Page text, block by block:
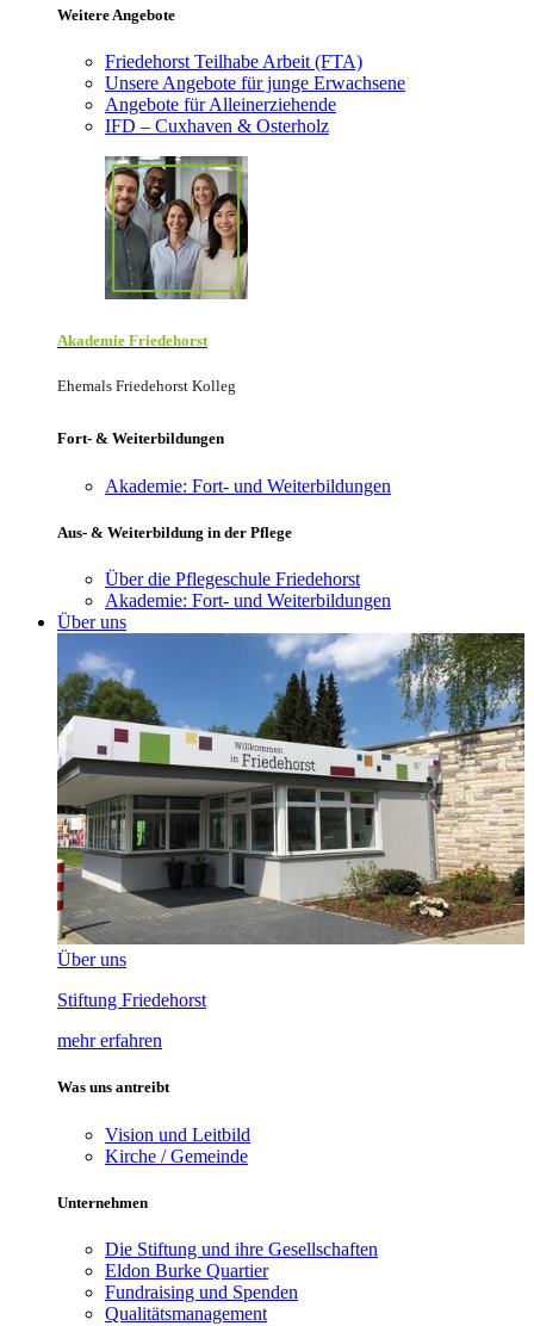
Weitere Angebote
Friedehorst Teilhabe Arbeit (FTA)
Unsere Angebote für junge Erwachsene
Angebote für Alleinerziehende
IFD – Cuxhaven & Osterholz
Akademie Friede­horst
Ehemals Friedehorst Kolleg
Fort- & Weiterbildungen
Akademie: Fort- und Weiterbildungen
Aus- & Weiterbildung in der Pflege
Über die Pflegeschule Friedehorst
Akademie: Fort- und Weiterbildungen
Über uns
Über uns
Stiftung Friedehorst
mehr erfahren
Was uns antreibt
Vision und Leitbild
Kirche / Gemeinde
Unternehmen
Die Stiftung und ihre Gesellschaften
Eldon Burke Quartier
Fundraising und Spenden
Qualitätsmanagement